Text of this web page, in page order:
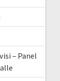
– Panel